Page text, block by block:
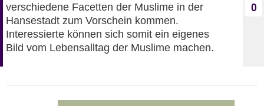
verschiedene Facetten der Muslime in der
Hansestadt zum Vorschein kommen.
Interessierte können sich somit ein eigenes
Bild vom Lebensalltag der Muslime machen.
0